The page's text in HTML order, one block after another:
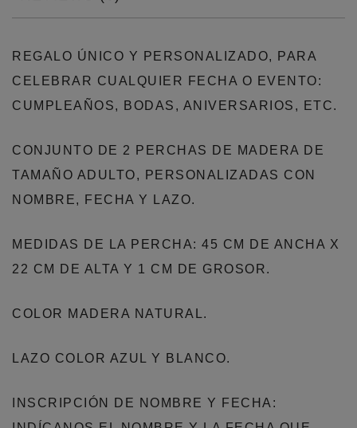
REGALO ÚNICO Y PERSONALIZADO, PARA
CELEBRAR CUALQUIER FECHA O EVENTO:
CUMPLEAÑOS, BODAS, ANIVERSARIOS, ETC.
CONJUNTO DE 2 PERCHAS DE MADERA DE
TAMAÑO ADULTO, PERSONALIZADAS CON
NOMBRE, FECHA Y LAZO.
MEDIDAS DE LA PERCHA: 45 CM DE ANCHA X
22 CM DE ALTA Y 1 CM DE GROSOR.
COLOR MADERA NATURAL.
LAZO COLOR AZUL Y BLANCO.
INSCRIPCIÓN DE NOMBRE Y FECHA: